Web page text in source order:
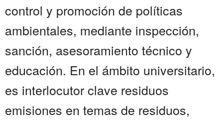
control y promoción de políticas
ambientales, mediante inspección,
sanción, asesoramiento técnico y
educación. En el ámbito universitario,
es interlocutor clave residuos
emisiones en temas de residuos,